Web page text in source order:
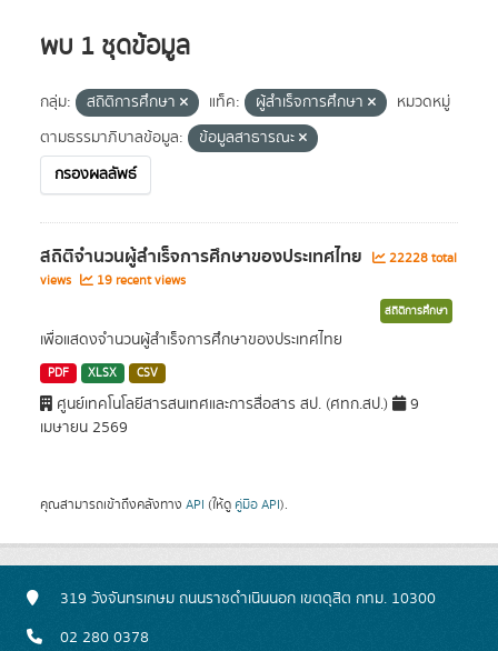
พบ 1 ชุดข้อมูล
กลุ่ม: สถิติการศึกษา แท็ค: ผู้สำเร็จการศึกษา
หมวดหมู่
ตามธรรมาภิบาลข้อมูล:
ข้อมูลสาธารณะ
กรองผลลัพธ์
สถิติจำนวนผู้สำเร็จการศึกษาของประเทศไทย
22228 total
views
19 recent views
สถิติการศึกษา
เพื่อแสดงจำนวนผู้สำเร็จการศึกษาของประเทศไทย
PDF XLSX CSV
ศูนย์เทคโนโลยีสารสนเทศและการสื่อสาร สป. (ศทก.สป.)
9
เมษายน 2569
คุณสามารถเข้าถึงคลังทาง API (ให้ดู คู่มือ API).
319 วังจันทรเกษม ถนนราชดำเนินนอก เขตดุสิต กทม. 10300
02 280 0378